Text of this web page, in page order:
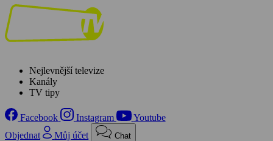
Nejlevnější televize
Kanály
TV tipy
Facebook Instagram
Youtube
Objednat
Můj účet Chat